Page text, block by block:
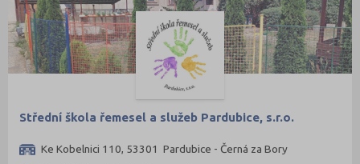
Střední škola řemesel a služeb Pardubice, s.r.o.
Ke Kobelnici 110, 53301 Pardubice - Černá za Bory